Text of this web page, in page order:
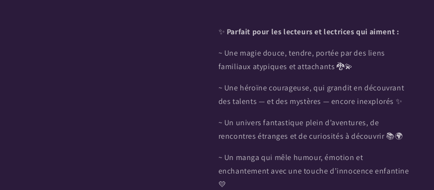
✨ Parfait pour les lecteurs et lectrices qui aiment :
~ Une magie douce, tendre, portée par des liens
familiaux atypiques et attachants 🐉💫
~ Une héroïne courageuse, qui grandit en découvrant
des talents — et des mystères — encore inexplorés ✨
~ Un univers fantastique plein d’aventures, de
rencontres étranges et de curiosités à découvrir 📚🌍
~ Un manga qui mêle humour, émotion et
enchantement avec une touche d’innocence enfantine
💛